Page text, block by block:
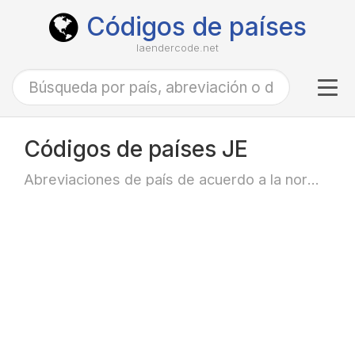
Códigos de países
laendercode.net
Códigos de países JE
Abreviaciones de país de acuerdo a la norma ISO-3166 alfa-2